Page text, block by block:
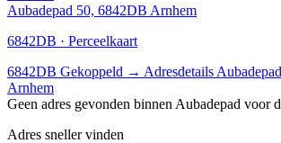
Aubadepad 50, 6842DB Arnhem
6842DB · Perceelkaart
6842DB Gekoppeld → Adresdetails
Arnhem
Geen adres gevonden binnen Aubadepad voor
Adres sneller vinden